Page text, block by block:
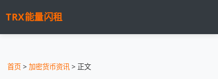
TRX能量闪租
首页 > 加密货币资讯 > 正文